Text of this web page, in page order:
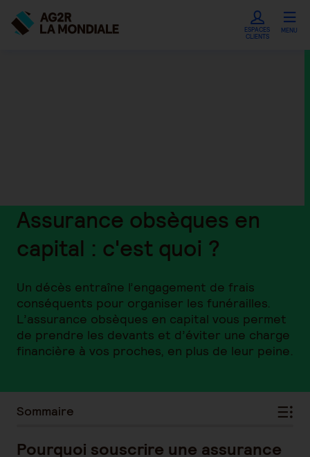
ESPACES
CLIENTS
MENU
Assurance obsèques en
capital : c'est quoi ?
Un décès entraîne l’engagement de frais
conséquents pour organiser les funérailles.
L’assurance obsèques en capital vous permet
de prendre les devants et d’éviter une charge
financière à vos proches, en plus de leur peine.
Sommaire
Pourquoi souscrire une assurance